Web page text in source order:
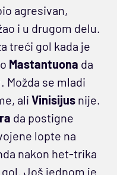
agresivan,
i u drugom delu.
treći gol kada je
Mastantuona da
Možda se mladi
ali Vinisijus nije.
da postigne
lopte na
nakon het-trika
Još jednom je